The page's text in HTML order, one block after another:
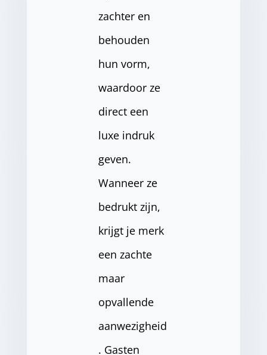
zachter en
behouden
hun vorm,
waardoor ze
direct een
luxe indruk
geven.
Wanneer ze
bedrukt zijn,
krijgt je merk
een zachte
maar
opvallende
aanwezigheid
. Gasten